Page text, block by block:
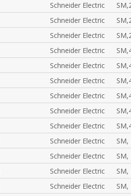
Schneider Electric
Schneider Electric
Schneider Electric
Schneider Electric
Schneider Electric
Schneider Electric
Schneider Electric
Schneider Electric
Schneider Electric
Schneider Electric
Schneider Electric
Schneider Electric
Schneider Electric